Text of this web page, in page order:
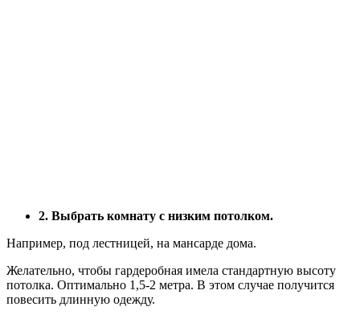
2. Выбрать комнату с низким потолком.
Например, под лестницей, на мансарде дома.
Желательно, чтобы гардеробная имела стандартную высоту
потолка. Оптимально 1,5-2 метра. В этом случае получится
повесить длинную одежду.